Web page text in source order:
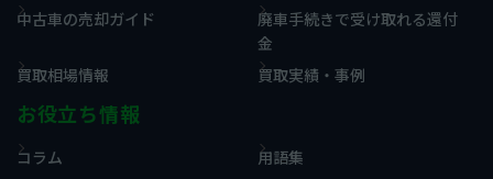
中古車の売却ガイド
廃車手続きで受け取れる還付
金
買取相場情報
買取実績・事例
お役立ち情報
コラム 用語集